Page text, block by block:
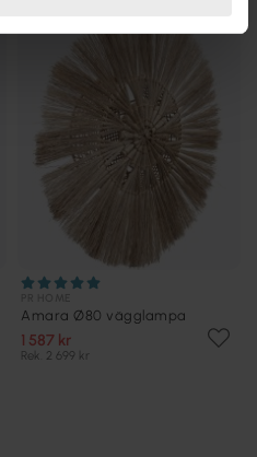
Amara Ø80 vägglampa
1 587 kr
Rek. 2 699 kr